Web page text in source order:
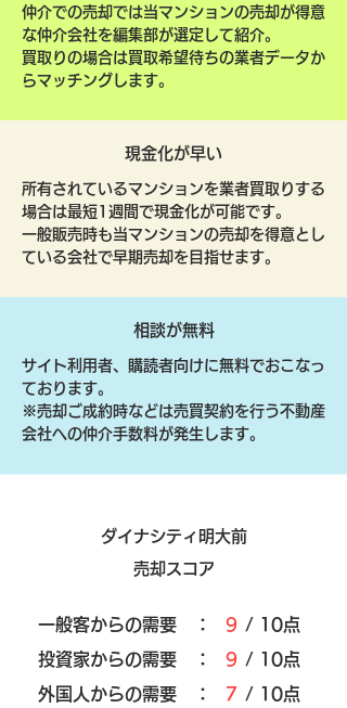
仲介での売却では当マンションの売却が得意
な仲介会社を編集部が選定して紹介。
買取りの場合は買取希望待ちの業者データか
らマッチングします。
現金化が早い
所有されているマンションを業者買取りする
場合は最短1週間で現金化が可能です。
一般販売時も当マンションの売却を得意とし
ている会社で早期売却を目指せます。
相談が無料
サイト利用者、購読者向けに無料でおこなっ
ております。
​※売却ご成約時などは売買契約を行う不動産
会社への仲介手数料が発生します。
ダイナシティ明大前
売却スコア
​一般客からの需要 ： 9 / 10点
​投資家からの需要 ：
9 / 10点
外国人からの需要 ：
7 / 10点